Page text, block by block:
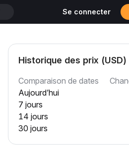
Se connecter
Historique des prix (USD)
Comparaison de dates
Aujourd’hui
7 jours
14 jours
30 jours